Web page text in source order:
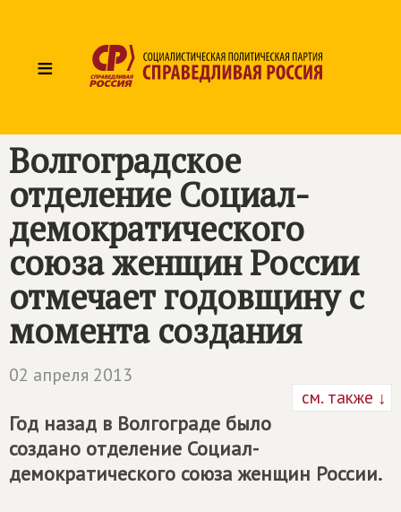
≡
Волгоградское
отделение Социал-
демократического
союза женщин России
отмечает годовщину с
момента создания
02 апреля 2013
см. также ↓
Год назад в Волгограде было
создано отделение Социал-
демократического союза женщин России.